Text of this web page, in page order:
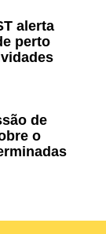
alerta
perto
de
o